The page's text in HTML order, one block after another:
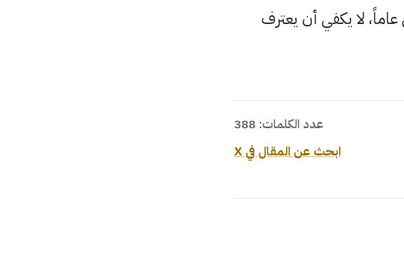
لا يكفي أن يعترف
عدد الكلمات: 388
ابحث عن المقال في X